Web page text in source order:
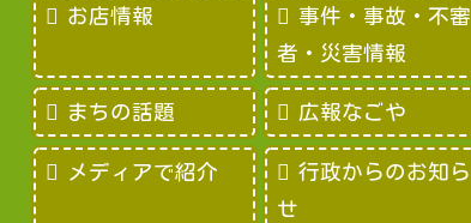
お店情報
事件・事故・不審
者・災害情報
まちの話題 広報なごや
メディアで紹介
行政からのお知ら
せ